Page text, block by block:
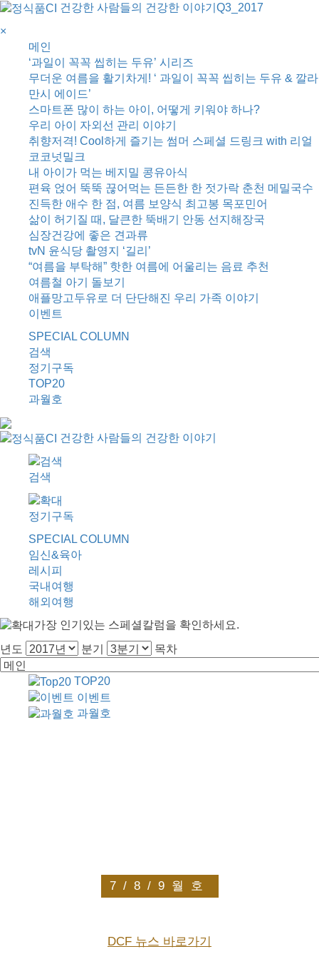
건강한 사람들의 건강한 이야기 Q3_2017
×
메인
‘과일이 꼭꼭 씹히는 두유’ 시리즈
무더운 여름을 활기차게! ‘ 과일이 꼭꼭 씹히는 두유 & 깔라
만시 에이드’
스마트폰 많이 하는 아이, 어떻게 키워야 하나?
우리 아이 자외선 관리 이야기
취향저격! Cool하게 즐기는 썸머 스페셜 드링크 with 리얼
코코넛밀크
내 아이가 먹는 베지밀 콩유아식
편육 얹어 뚝뚝 끊어먹는 든든한 한 젓가락 춘천 메밀국수
진득한 애수 한 점, 여름 보양식 최고봉 목포민어
삶이 허기질 때, 달큰한 뚝배기 안동 선지해장국
심장건강에 좋은 견과류
tvN 윤식당 촬영지 ‘길리’
“여름을 부탁해” 핫한 여름에 어울리는 음료 추천
여름철 아기 돌보기
애플망고두유로 더 단단해진 우리 가족 이야기
이벤트
SPECIAL COLUMN
검색
정기구독
TOP20
과월호
건강한 사람들의 건강한 이야기
검색
정기구독
SPECIAL COLUMN
임신&육아
레시피
국내여행
해외여행
가장 인기있는 스페셜칼럼을 확인하세요.
년도
분기 목차
TOP20
이벤트
과월호
7/8/9월호
DCF 뉴스 바로가기